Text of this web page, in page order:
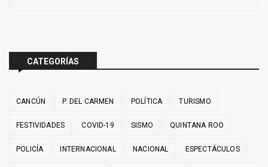
CATEGORÍAS
CANCÚN P. DEL CARMEN POLÍTICA TURISMO
FESTIVIDADES COVID-19 SISMO QUINTANA ROO
POLICÍA INTERNACIONAL NACIONAL ESPECTÁCULOS